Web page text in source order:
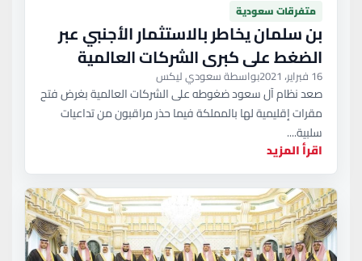
متفرقات سعودية
بن سلمان يخاطر بالاستثمار الأجنبي عبر
الضغط على كبرى الشركات العالمية
16 فبراير، 2021 بواسطة سعودي ليكس
صعد نظام آل سعود ضغوطه على الشركات العالمية بغرض فتح
مقرات إقليمية لها بالمملكة فيما حذر مراقبون من تداعيات
سلبية....
اقرأ المزيد